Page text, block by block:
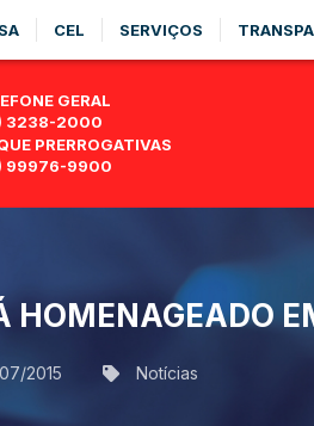
CEL SERVIÇOS
GERAL
3238-2000
PRERROGATIVAS
99976-9900
HOMENAGEADO
2015 Notícias